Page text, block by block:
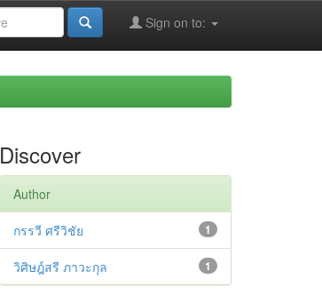
Sign on to:
Discover
Author
1
กรรวี ศรีวิชัย
1
วิศิษฎ์สรี ภาวะกุล